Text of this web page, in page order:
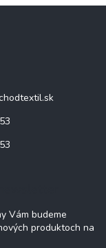
Vám budeme
produktoch na